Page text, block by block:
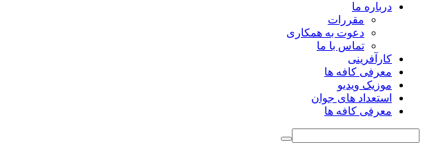
درباره ما
مقررات
دعوت به همکاری
تماس با ما
کارآفرینی
معرفی کافه ها
موزیک ویدیو
استعداد های جوان
معرفی کافه ها